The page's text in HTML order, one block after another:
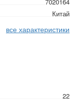
Китай
все характеристики
22